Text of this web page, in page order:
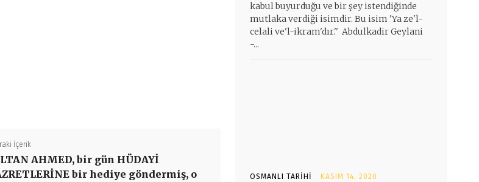
İçerik
AHMED, bir gün HÜDAYİ
bir hediye göndermiş, o
kabul buyurduğu ve bir şey istendiğinde
mutlaka verdiği isimdir. Bu isim 'Ya ze'l-
celali ve'l-ikram'dır.'' Abdulkadir Geylani
-...
OSMANLI TARIHI KASIM 14, 2020